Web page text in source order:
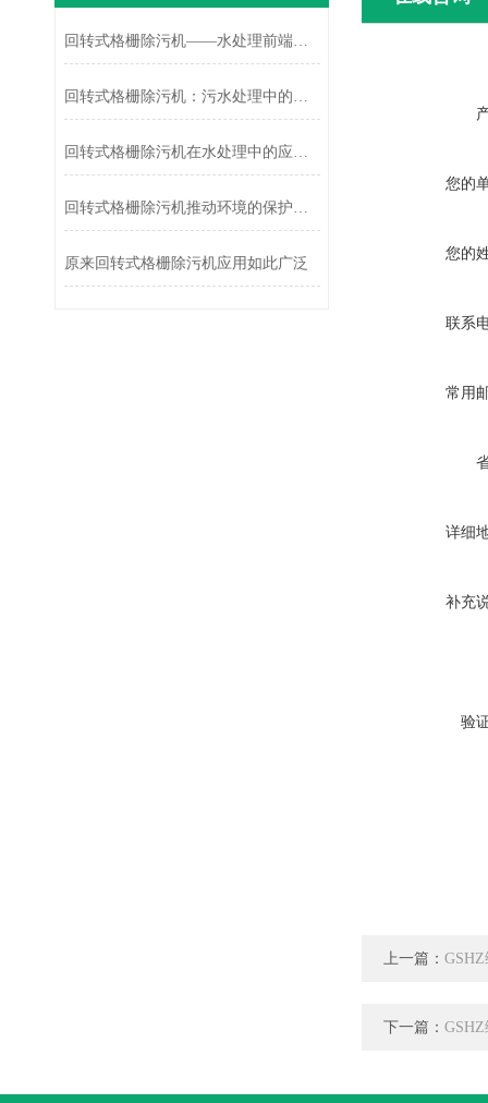
您的
您的
联系
常用
详细
补充
验
上一篇：
下一篇：
回转式格栅除污机——水处理前端拦截的连续作业设备
回转式格栅除污机：污水处理中的高效固液分离器
回转式格栅除污机在水处理中的应用效果分析
回转式格栅除污机推动环境的保护和可持续发展
原来回转式格栅除污机应用如此广泛